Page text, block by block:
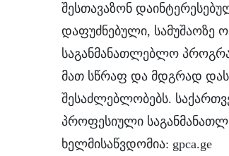
შესთავაზონ
დაფუძნებული, სამუშაოზე
საგანმანათლებლო
მათ სწრაფ და მდგრად
შესაძლებლობებს.
პროფესიული
ხელმისაწვდომია: gpca.ge